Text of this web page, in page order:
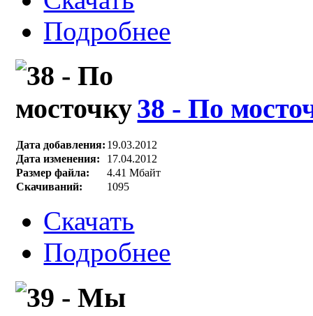
Подробнее
38 - По
Дата добавления: 19.03.2012
Дата изменения:
17.04.2012
Размер файла:
4.41 Мбайт
Скачиваний:
1095
Скачать
Подробнее